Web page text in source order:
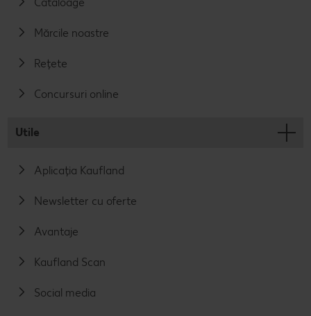
Mărcile noastre
Rețete
Concursuri online
Utile
Aplicația Kaufland
Newsletter cu oferte
Avantaje
Kaufland Scan
Social media